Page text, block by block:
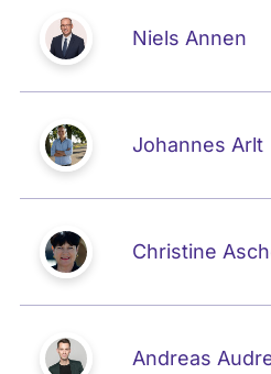
Niels Annen
Johannes Arlt
Christine
Andreas